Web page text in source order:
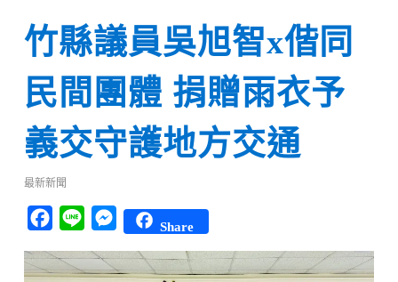
竹縣議員吳旭智x偕同
民間團體 捐贈雨衣予
義交守護地方交通
最新新聞
Facebook
Line Messenger
Share